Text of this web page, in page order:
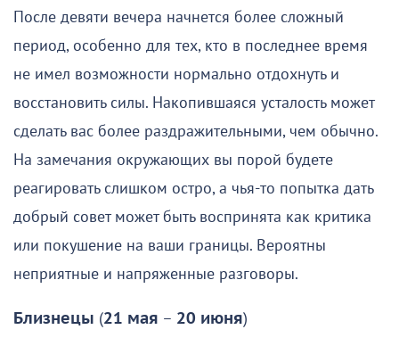
После девяти вечера начнется более сложный
период, особенно для тех, кто в последнее время
не имел возможности нормально отдохнуть и
восстановить силы. Накопившаяся усталость может
сделать вас более раздражительными, чем обычно.
На замечания окружающих вы порой будете
реагировать слишком остро, а чья-то попытка дать
добрый совет может быть воспринята как критика
или покушение на ваши границы. Вероятны
неприятные и напряженные разговоры.
Близнецы (21 мая – 20 июня)